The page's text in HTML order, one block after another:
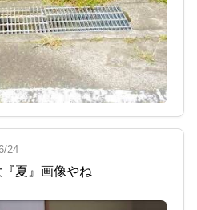
24
夏』画像やね